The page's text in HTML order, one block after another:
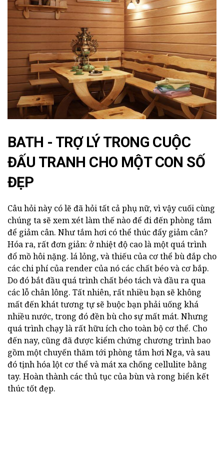
BATH - TRỢ LÝ TRONG CUỘC
ĐẤU TRANH CHO MỘT CON SỐ
ĐẸP
Câu hỏi này có lẽ đã hỏi tất cả phụ nữ, vì vậy cuối cùng
chúng ta sẽ xem xét làm thế nào để đi đến phòng tắm
để giảm cân. Như tắm hơi có thể thúc đẩy giảm cân?
Hóa ra, rất đơn giản: ở nhiệt độ cao là một quá trình
đổ mồ hôi nặng. lá lỏng, và thiếu của cơ thể bù đắp cho
các chi phí của render của nó các chất béo và cơ bắp.
Do đó bắt đầu quá trình chất béo tách và đầu ra qua
các lỗ chân lông. Tất nhiên, rất nhiều bạn sẽ không
mất đến khát tương tự sẽ buộc bạn phải uống khá
nhiều nước, trong đó đền bù cho sự mất mát. Nhưng
quá trình chạy là rất hữu ích cho toàn bộ cơ thể. Cho
đến nay, cũng đã được kiểm chứng chương trình bao
gồm một chuyến thăm tới phòng tắm hơi Nga, và sau
đó tịnh hóa lột cơ thể và mát xa chống cellulite bằng
tay. Hoàn thành các thủ tục của bùn và rong biển kết
thúc tốt đẹp.